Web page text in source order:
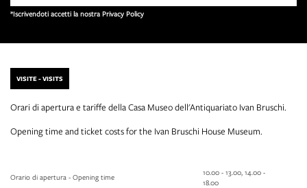
*Iscrivendoti accetti la nostra Privacy Policy
VISITE - VISITS
Orari di apertura e tariffe della Casa Museo dell'Antiquariato Ivan Bruschi.
Opening time and ticket costs for the Ivan Bruschi House Museum.
Orario di apertura - Opening time
10.00 - 13.00, 14.00 -
18.00